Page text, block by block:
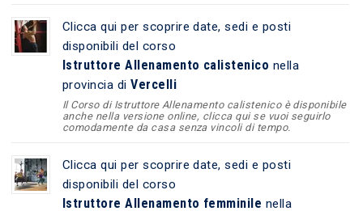
Clicca qui per scoprire date, sedi e posti
disponibili del corso
Istruttore Allenamento calistenico nella
provincia diVercelli
Il Corso di Istruttore Allenamento calistenico è disponibile
anche nella versione online, clicca qui se vuoi seguirlo
comodamente da casa senza vincoli di tempo.
Clicca qui per scoprire date, sedi e posti
disponibili del corso
Istruttore Allenamento femminile nella